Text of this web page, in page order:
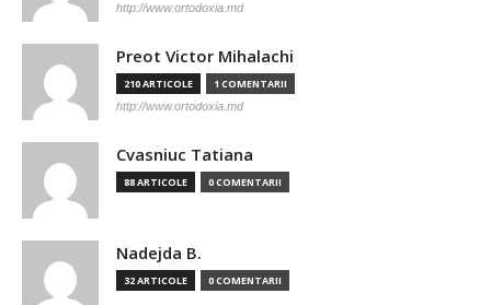
http://www.ortodoxia.md
Preot Victor Mihalachi
210 ARTICOLE 1 COMENTARII
http://www.ortodoxia.md
Cvasniuc Tatiana
88 ARTICOLE 0 COMENTARII
Nadejda B.
32 ARTICOLE 0 COMENTARII